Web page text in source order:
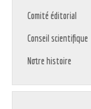
Comité éditorial
Conseil scientifique
Notre histoire